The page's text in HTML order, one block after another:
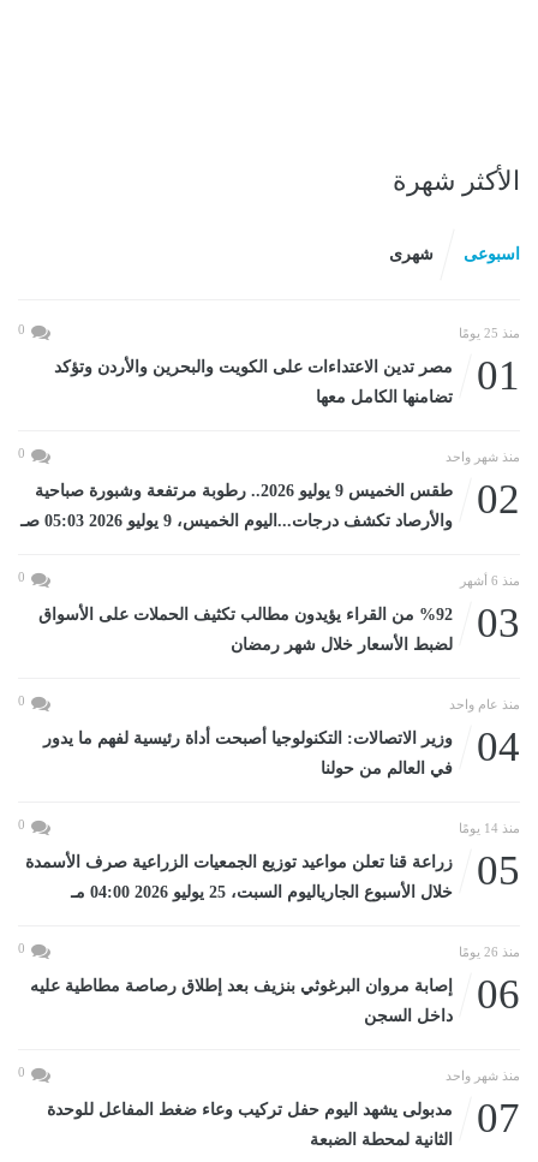
الأكثر شهرة
اسبوعى شهرى
منذ 25 يومًا 0
01
مصر تدين الاعتداءات على الكويت والبحرين والأردن وتؤكد
تضامنها الكامل معها
منذ شهر واحد 0
02
طقس الخميس 9 يوليو 2026.. رطوبة مرتفعة وشبورة صباحية
والأرصاد تكشف درجات...اليوم الخميس، 9 يوليو 2026 05:03 صـ
منذ 6 أشهر 0
03
%92 من القراء يؤيدون مطالب تكثيف الحملات على الأسواق
لضبط الأسعار خلال شهر رمضان
منذ عام واحد 0
04
وزير الاتصالات: التكنولوجيا أصبحت أداة رئيسية لفهم ما يدور
في العالم من حولنا
منذ 14 يومًا 0
05
زراعة قنا تعلن مواعيد توزيع الجمعيات الزراعية صرف الأسمدة
خلال الأسبوع الجارياليوم السبت، 25 يوليو 2026 04:00 مـ
منذ 26 يومًا 0
06
إصابة مروان البرغوثي بنزيف بعد إطلاق رصاصة مطاطية عليه
داخل السجن
منذ شهر واحد 0
07
مدبولى يشهد اليوم حفل تركيب وعاء ضغط المفاعل للوحدة
الثانية لمحطة الضبعة